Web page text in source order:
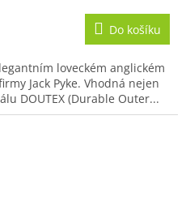
Do košíku
loveckém anglickém
Jack Pyke. Vhodná nejen
DOUTEX (Durable Outer...